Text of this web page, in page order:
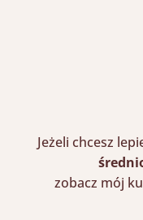
Jeżeli chcesz
zobacz mój